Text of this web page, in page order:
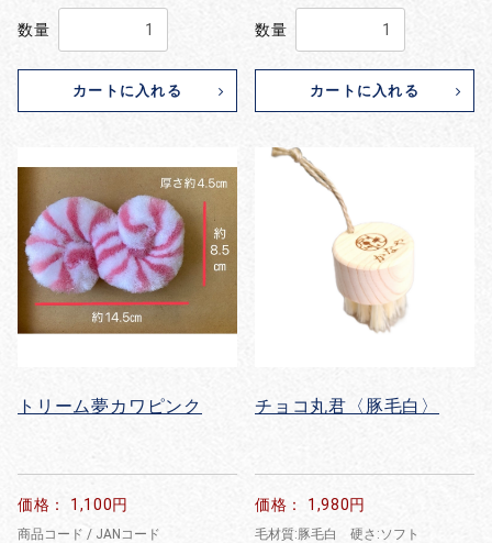
数量
カートに入れる
数量
カートに入れる
トリーム夢カワピンク
価格： 1,100円
商品コード / JANコード
チョコ丸君〈豚毛白〉
価格： 1,980円
毛材質:豚毛白 硬さ:ソフト